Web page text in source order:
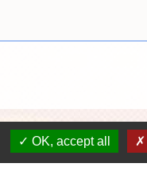
OK, accept all